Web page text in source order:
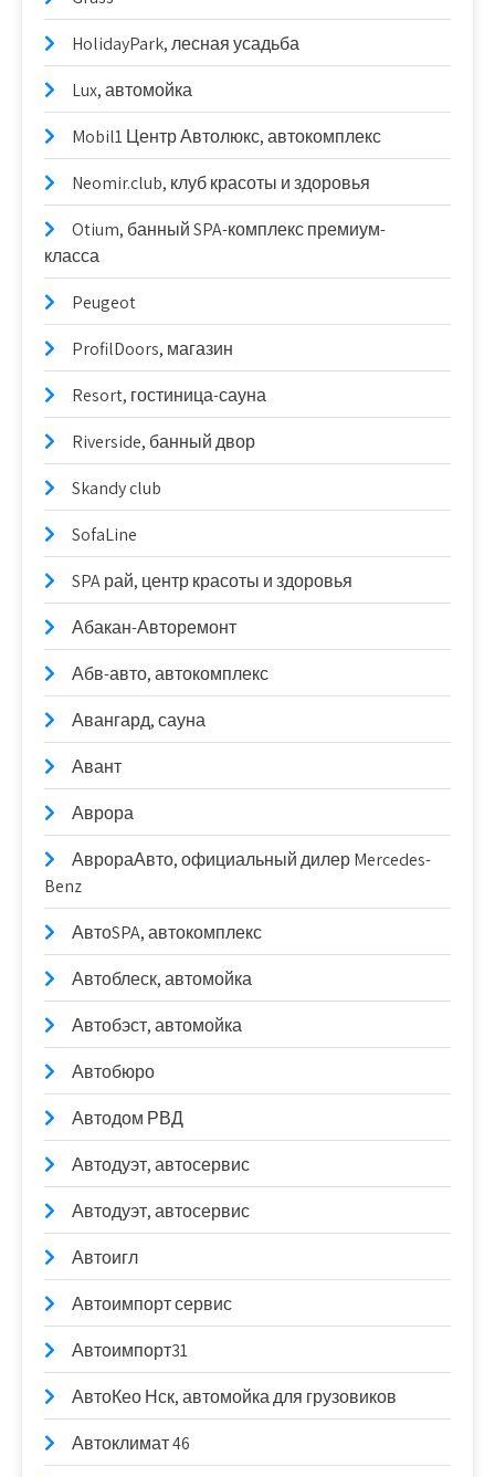
HolidayPark, лесная усадьба
Lux, автомойка
Mobil1 Центр Автолюкс, автокомплекс
Neomir.club, клуб красоты и здоровья
Otium, банный SPA-комплекс премиум-
класса
Peugeot
ProfilDoors, магазин
Resort, гостиница-сауна
Riverside, банный двор
Skandy club
SofaLine
SPA рай, центр красоты и здоровья
Абакан-Авторемонт
Абв-авто, автокомплекс
Авангард, сауна
Авант
Аврора
АврораАвто, официальный дилер Mercedes-
Benz
АвтоSPA, автокомплекс
Автоблеск, автомойка
Автобэст, автомойка
Автобюро
Автодом РВД
Автодуэт, автосервис
Автодуэт, автосервис
Автоигл
Автоимпорт сервис
Автоимпорт31
АвтоКео Нск, автомойка для грузовиков
Автоклимат 46